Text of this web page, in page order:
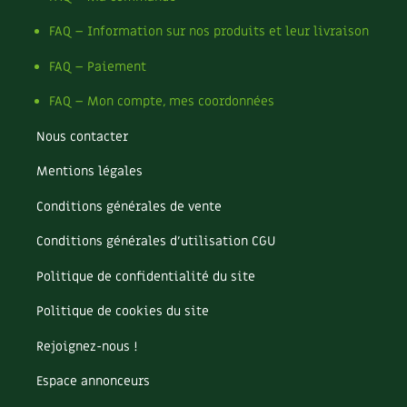
Carnets de saison
Compléments
Dossier 4 saisons
Conseils vidéo des4 saisons
Secrets d’abonné
Tous au jardin ! avec Pascal
Secrets d'abonné
Autonomie et permaculture avec David
L'autonomie au jardin en 12 leçons
Tous au jardin ! | RCF
FAQ – Information sur nos produits et leur livraison
FAQ – Paiement
FAQ – Mon compte, mes coordonnées
Nous contacter
Mentions légales
Conditions générales de vente
Conditions générales d’utilisation CGU
Politique de confidentialité du site
Politique de cookies du site
Rejoignez-nous !
Espace annonceurs